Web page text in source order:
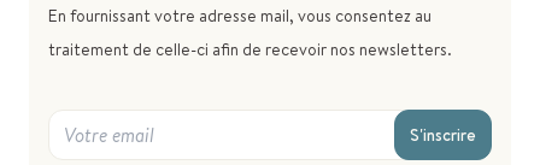
En fournissant votre adresse mail, vous consentez au
traitement de celle-ci afin de recevoir nos newsletters.
S'inscrire